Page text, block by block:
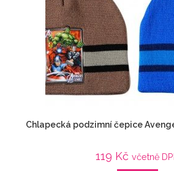
Chlapecká podzimní čepice
119 Kč včetně